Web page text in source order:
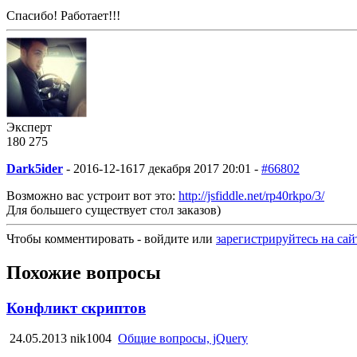
Спасибо! Работает!!!
Эксперт
180 275
Dark5ider - 2016-12-1617 декабря 2017 20:01 - #66802
Возможно вас устроит вот это: http://jsfiddle.net/rp40rkpo/3/
Для большего существует стол заказов)
Чтобы комментировать - войдите или зарегистрируйтесь на
Похожие вопросы
Конфликт скриптов
24.05.2013 nik1004 Общие вопросы, jQuery